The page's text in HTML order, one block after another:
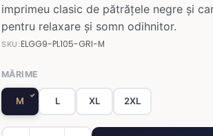
imprimeu clasic de pătrățele negre și
pentru relaxare și somn odihnitor.
SKU:ELGG9-PL105-GRI-M
MĂRIME
M L XL 2XL